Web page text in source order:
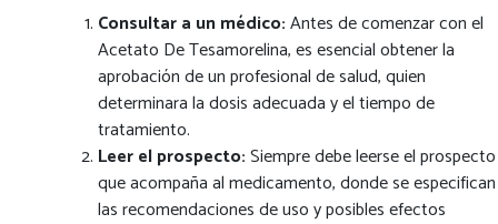
Consultar a un médico:Antes de comenzar con el
Acetato De Tesamorelina, es esencial obtener la
aprobación de un profesional de salud, quien
determinara la dosis adecuada y el tiempo de
tratamiento.
Leer el prospecto:Siempre debe leerse el prospecto
que acompaña al medicamento, donde se especifican
las recomendaciones de uso y posibles efectos